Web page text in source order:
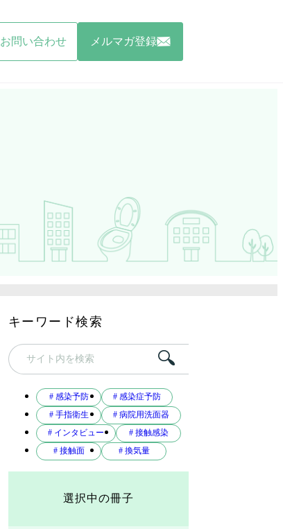
お問い合わせ メルマガ登録
キーワード検索
# 感染予防
# 感染症予防
# 手指衛生
# 病院用洗面器
# インタビュー
# 接触感染
# 接触面
# 換気量
選択中の冊子